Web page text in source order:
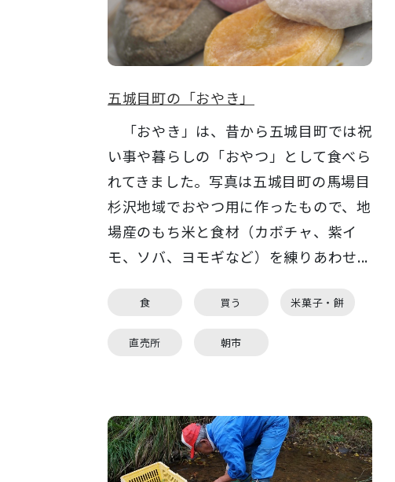
五城目町の「おやき」
「おやき」は、昔から五城目町では祝
い事や暮らしの「おやつ」として食べら
れてきました。写真は五城目町の馬場目
杉沢地域でおやつ用に作ったもので、地
場産のもち米と食材（カボチャ、紫イ
モ、ソバ、ヨモギなど）を練りあわせ...
食 買う 米菓子・餅
直売所 朝市